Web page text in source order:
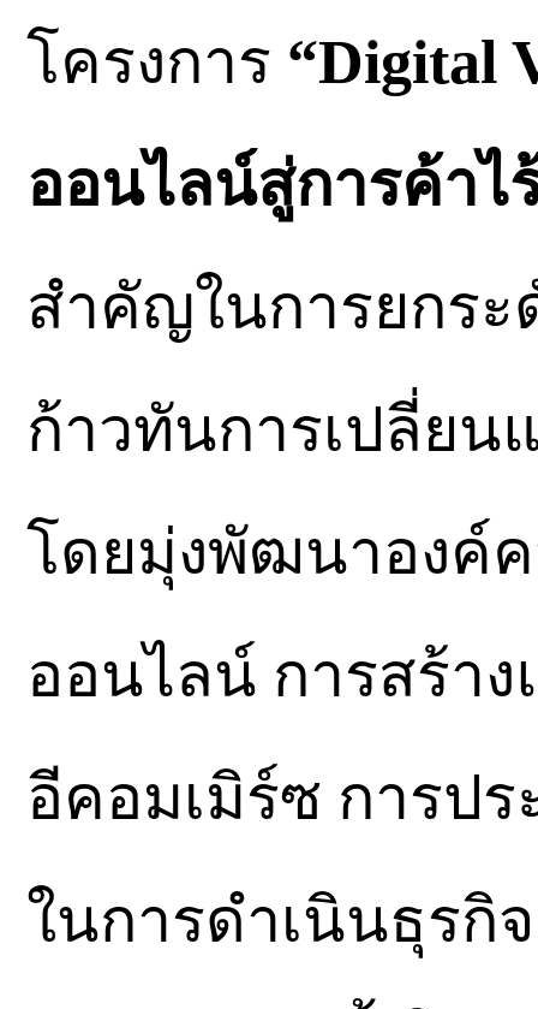
โครงการ “Digital
ออนไลน์สู่การค้าไ
สำคัญในการยกร
ก้าวทันการเปลี่ยน
โดยมุ่งพัฒนาองค์
ออนไลน์ การสร้า
อีคอมเมิร์ซ การป
ในการดำเนินธุรกิ